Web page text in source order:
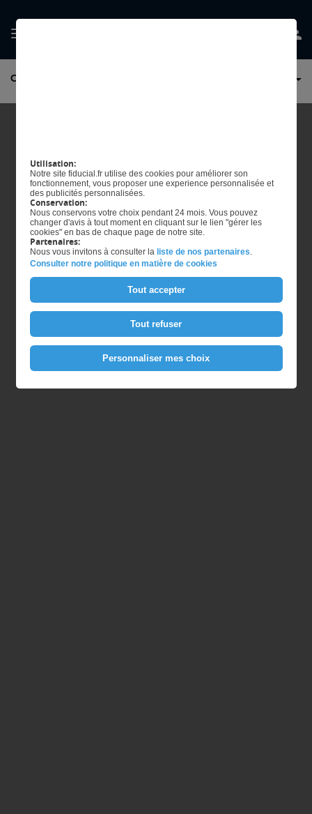
CONSEILS ET ACCOMPAGNEMENT JURIDIQUES
Utilisation:
Notre site fiducial.fr utilise des cookies pour améliorer son
fonctionnement, vous proposer une experience personnalisée et
des publicités personnalisées.
Conservation:
Nous conservons votre choix pendant 24 mois. Vous pouvez
changer d'avis à tout moment en cliquant sur le lien "gérer les
cookies" en bas de chaque page de notre site.
Partenaires:
Nous vous invitons à consulter la liste de nos partenaires.
Consulter notre politique en matière de cookies
Tout accepter
Tout refuser
Personnaliser mes choix